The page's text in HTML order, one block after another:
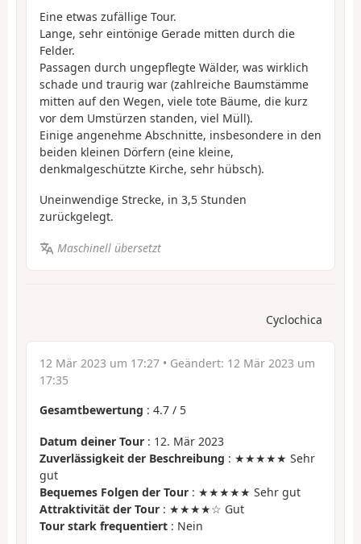
Eine etwas zufällige Tour.
Lange, sehr eintönige Gerade mitten durch die
Felder.
Passagen durch ungepflegte Wälder, was wirklich
schade und traurig war (zahlreiche Baumstämme
mitten auf den Wegen, viele tote Bäume, die kurz
vor dem Umstürzen standen, viel Müll).
Einige angenehme Abschnitte, insbesondere in den
beiden kleinen Dörfern (eine kleine,
denkmalgeschützte Kirche, sehr hübsch).
Uneinwendige Strecke, in 3,5 Stunden
zurückgelegt.
Maschinell übersetzt
Cyclochica
12 Mär 2023 um 17:27 • Geändert: 12 Mär 2023 um
17:35
Gesamtbewertung : 4.7 / 5
Datum deiner Tour : 12. Mär 2023
Zuverlässigkeit der Beschreibung : ★★★★★ Sehr
gut
Bequemes Folgen der Tour : ★★★★★ Sehr gut
Attraktivität der Tour : ★★★★☆ Gut
Tour stark frequentiert : Nein